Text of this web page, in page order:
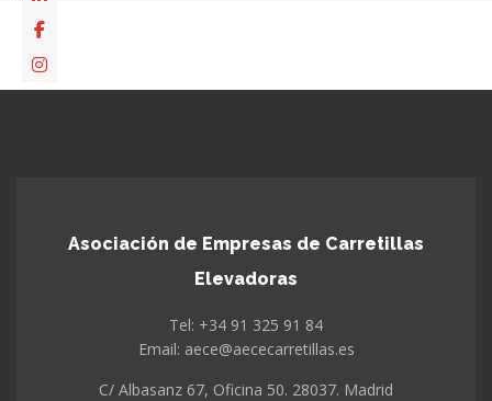
Asociación de Empresas de Carretillas
Elevadoras
Tel: +34 91 325 91 84
Email: aece@aececarretillas.es
C/ Albasanz 67, Oficina 50. 28037. Madrid